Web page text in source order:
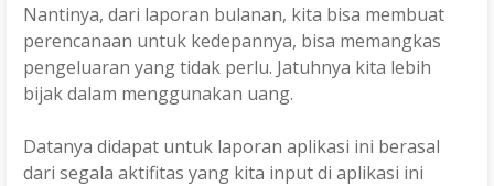
Nantinya, dari laporan bulanan, kita bisa membuat
perencanaan untuk kedepannya, bisa memangkas
pengeluaran yang tidak perlu. Jatuhnya kita lebih
bijak dalam menggunakan uang.
Datanya didapat untuk laporan aplikasi ini berasal
dari segala aktifitas yang kita input di aplikasi ini